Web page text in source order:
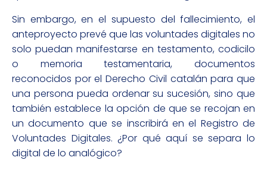
Sin embargo, en el supuesto del fallecimiento, el
anteproyecto prevé que las voluntades digitales no
solo puedan manifestarse en testamento, codicilo
o memoria testamentaria, documentos
reconocidos por el Derecho Civil catalán para que
una persona pueda ordenar su sucesión, sino que
también establece la opción de que se recojan en
un documento que se inscribirá en el Registro de
Voluntades Digitales. ¿Por qué aquí se separa lo
digital de lo analógico?